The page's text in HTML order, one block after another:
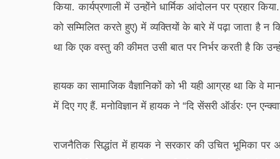
किया. कार्यप्रणाली में उन्होंने धार्मिक आंदोलन पर प्रहार
को सम्मिलित करते हुए) में व्यक्तियों के बारे में पढ़ा जाता है न
था कि एक वस्तु की कीमत उसी बात पर निर्भर करती है कि
हायक का सामाजिक वैज्ञानिकों को भी यही आग्रह था कि वे
में दिए गए हैं. मनोविज्ञान में हायक ने “दि सेंसरी ऑर्डरः एन
राजनैतिक सिद्धांत में हायक ने सरकार की उचित भूमिका पर